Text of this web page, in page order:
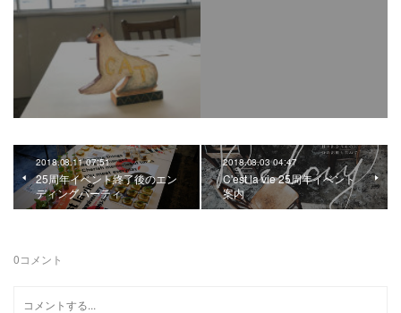
2018.08.11 07:51
25周年イベント終了後のエン
ディングパーティ
2018.08.03 04:47
C'est la vie 25周年イベント
案内
0コメント